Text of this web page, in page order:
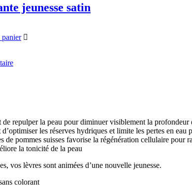
jeunesse satin
repulper la peau pour diminuer visiblement la profondeur
les réserves hydriques et limite les pertes en eau
de pommes suisses favorise la régénération cellulaire
la tonicité de la peau
vos lèvres sont animées d’une nouvelle jeunesse.
colorant